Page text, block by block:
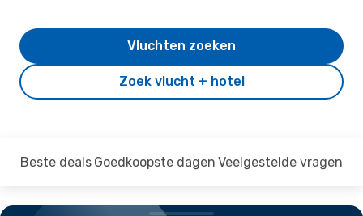
Zoek vlucht + hotel
Vluchten zoeken
Beste deals Goedkoopste dagen Veelgestelde vragen